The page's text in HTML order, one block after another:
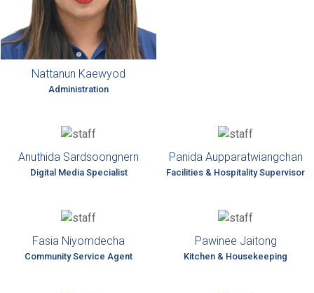
Nattanun Kaewyod
Administration
Anuthida Sardsoongnern
Digital Media Specialist
Panida Aupparatwiangchan
Facilities & Hospitality Supervisor
Fasia Niyomdecha
Community Service Agent
Pawinee Jaitong
Kitchen & Housekeeping